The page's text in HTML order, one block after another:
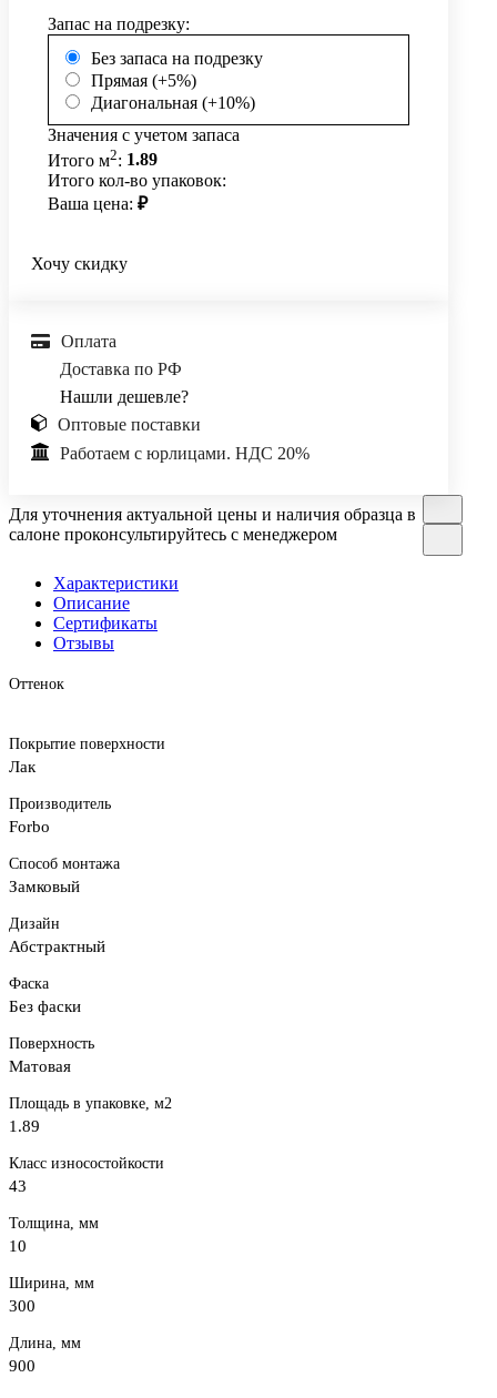
Запас на подрезку:
Без запаса на подрезку
Прямая (+5%)
Диагональная (+10%)
Значения с учетом запаса
Итого м2: 1.89
Итого кол-во упаковок:
Ваша цена: ₽
Хочу скидку
Оплата
Доставка по РФ
Нашли дешевле?
Оптовые поставки
Работаем с юрлицами. НДС 20%
Для уточнения актуальной цены и наличия образца в
салоне проконсультируйтесь с менеджером
Характеристики
Описание
Сертификаты
Отзывы
Оттенок
Покрытие поверхности
Лак
Производитель
Forbo
Способ монтажа
Замковый
Дизайн
Абстрактный
Фаска
Без фаски
Поверхность
Матовая
Площадь в упаковке, м2
1.89
Класс износостойкости
43
Толщина, мм
10
Ширина, мм
300
Длина, мм
900